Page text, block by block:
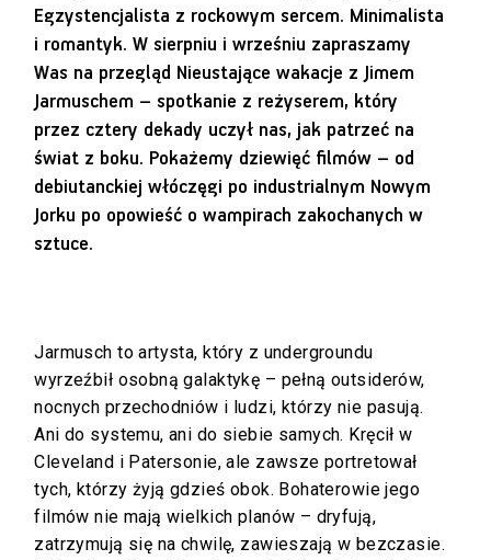
Egzystencjalista z rockowym sercem. Minimalista
i romantyk. W sierpniu i wrześniu zapraszamy
Was na przegląd Nieustające wakacje z Jimem
Jarmuschem – spotkanie z reżyserem, który
przez cztery dekady uczył nas, jak patrzeć na
świat z boku. Pokażemy dziewięć filmów – od
debiutanckiej włóczęgi po industrialnym Nowym
Jorku po opowieść o wampirach zakochanych w
sztuce.
Jarmusch to artysta, który z undergroundu
wyrzeźbił osobną galaktykę – pełną outsiderów,
nocnych przechodniów i ludzi, którzy nie pasują.
Ani do systemu, ani do siebie samych. Kręcił w
Cleveland i Patersonie, ale zawsze portretował
tych, którzy żyją gdzieś obok. Bohaterowie jego
filmów nie mają wielkich planów – dryfują,
zatrzymują się na chwilę, zawieszają w bezczasie.